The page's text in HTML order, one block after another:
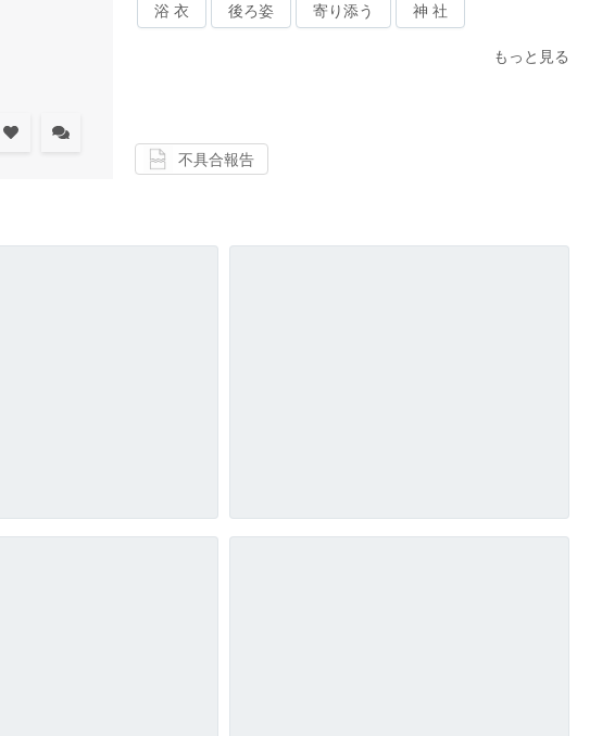
浴 衣 後ろ姿 寄り添う 神 社
もっと見る
不具合報告